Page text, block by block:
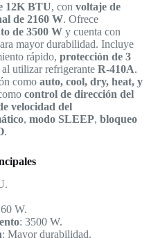
12K BTU, con voltaje de
de 2160 W. Ofrece
de 3500 Wy cuenta con
mayor durabilidad. Incluye
rápido, protección de 3
utilizar refrigerante R-410A.
como auto, cool, dry, heat, y
control de dirección del
velocidad del
, modo SLEEP, bloqueo
.
W.
: 3500 W.
: Mayor durabilidad.